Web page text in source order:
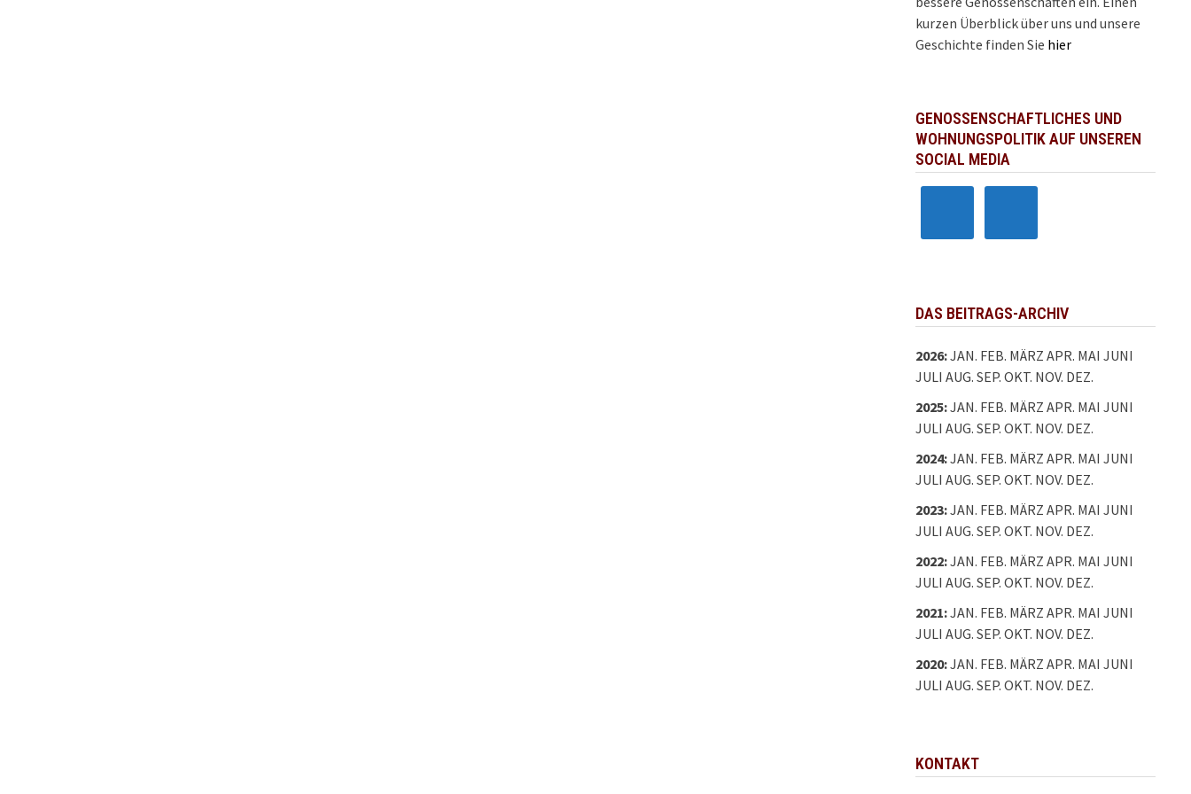
kurzen Überblick über uns und unsere
Geschichte finden Sie hier
GENOSSENSCHAFTLICHES UND
WOHNUNGSPOLITIK AUF UNSEREN
SOCIAL MEDIA
DAS BEITRAGS-ARCHIV
2026:JAN. FEB. MÄRZ APR. MAI JUNI
JULI AUG. SEP. OKT. NOV. DEZ.
2025:JAN. FEB. MÄRZ APR. MAI JUNI
JULI AUG. SEP. OKT. NOV. DEZ.
2024:JAN. FEB. MÄRZ APR. MAI JUNI
JULI AUG. SEP. OKT. NOV. DEZ.
2023:JAN. FEB. MÄRZ APR. MAI JUNI
JULI AUG. SEP. OKT. NOV. DEZ.
2022:JAN. FEB. MÄRZ APR. MAI JUNI
JULI AUG. SEP. OKT. NOV. DEZ.
2021:JAN. FEB. MÄRZ APR. MAI JUNI
JULI AUG. SEP. OKT. NOV. DEZ.
2020:JAN. FEB. MÄRZ APR. MAI JUNI
JULI AUG. SEP. OKT. NOV. DEZ.
KONTAKT